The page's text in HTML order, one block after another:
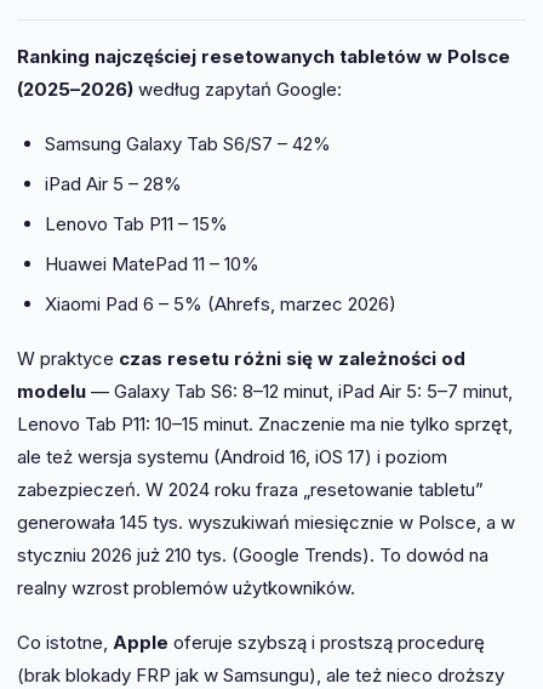
Ranking najczęściej resetowanych tabletów w Polsce
(2025–2026) według zapytań Google:
Samsung Galaxy Tab S6/S7 – 42%
iPad Air 5 – 28%
Lenovo Tab P11 – 15%
Huawei MatePad 11 – 10%
Xiaomi Pad 6 – 5% (Ahrefs, marzec 2026)
W praktyce czas resetu różni się w zależności od
modelu — Galaxy Tab S6: 8–12 minut, iPad Air 5: 5–7 minut,
Lenovo Tab P11: 10–15 minut. Znaczenie ma nie tylko sprzęt,
ale też wersja systemu (Android 16, iOS 17) i poziom
zabezpieczeń. W 2024 roku fraza „resetowanie tabletu”
generowała 145 tys. wyszukiwań miesięcznie w Polsce, a w
styczniu 2026 już 210 tys. (Google Trends). To dowód na
realny wzrost problemów użytkowników.
Co istotne, Apple oferuje szybszą i prostszą procedurę
(brak blokady FRP jak w Samsungu), ale też nieco droższy